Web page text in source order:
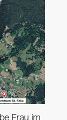
Frau im